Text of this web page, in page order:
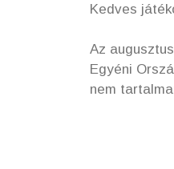
Kedves
Az
Egyéni
nem